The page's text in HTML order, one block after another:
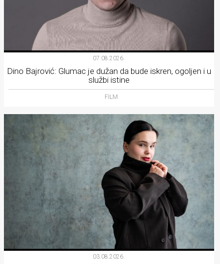
07.08.2026.
Dino Bajrović: Glumac je dužan da bude iskren, ogoljen i u
službi istine
FILM
03.08.2026.